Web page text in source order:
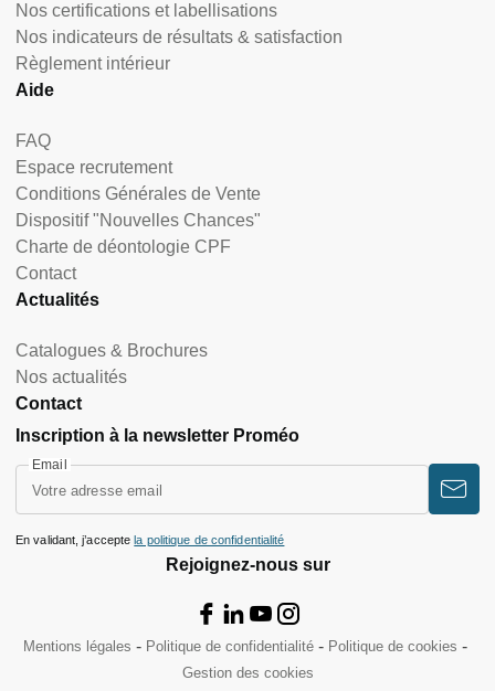
Nos certifications et labellisations
Nos indicateurs de résultats & satisfaction
Règlement intérieur
Aide
FAQ
Espace recrutement
Conditions Générales de Vente
Dispositif "Nouvelles Chances"
Charte de déontologie CPF
Contact
Actualités
Catalogues & Brochures
Nos actualités
Contact
Rejoignez-nous sur
Inscription à la newsletter Proméo
Email
En validant, j’accepte la politique de confidentialité
Mentions légales Politique de confidentialité
Politique de cookies
Gestion des cookies